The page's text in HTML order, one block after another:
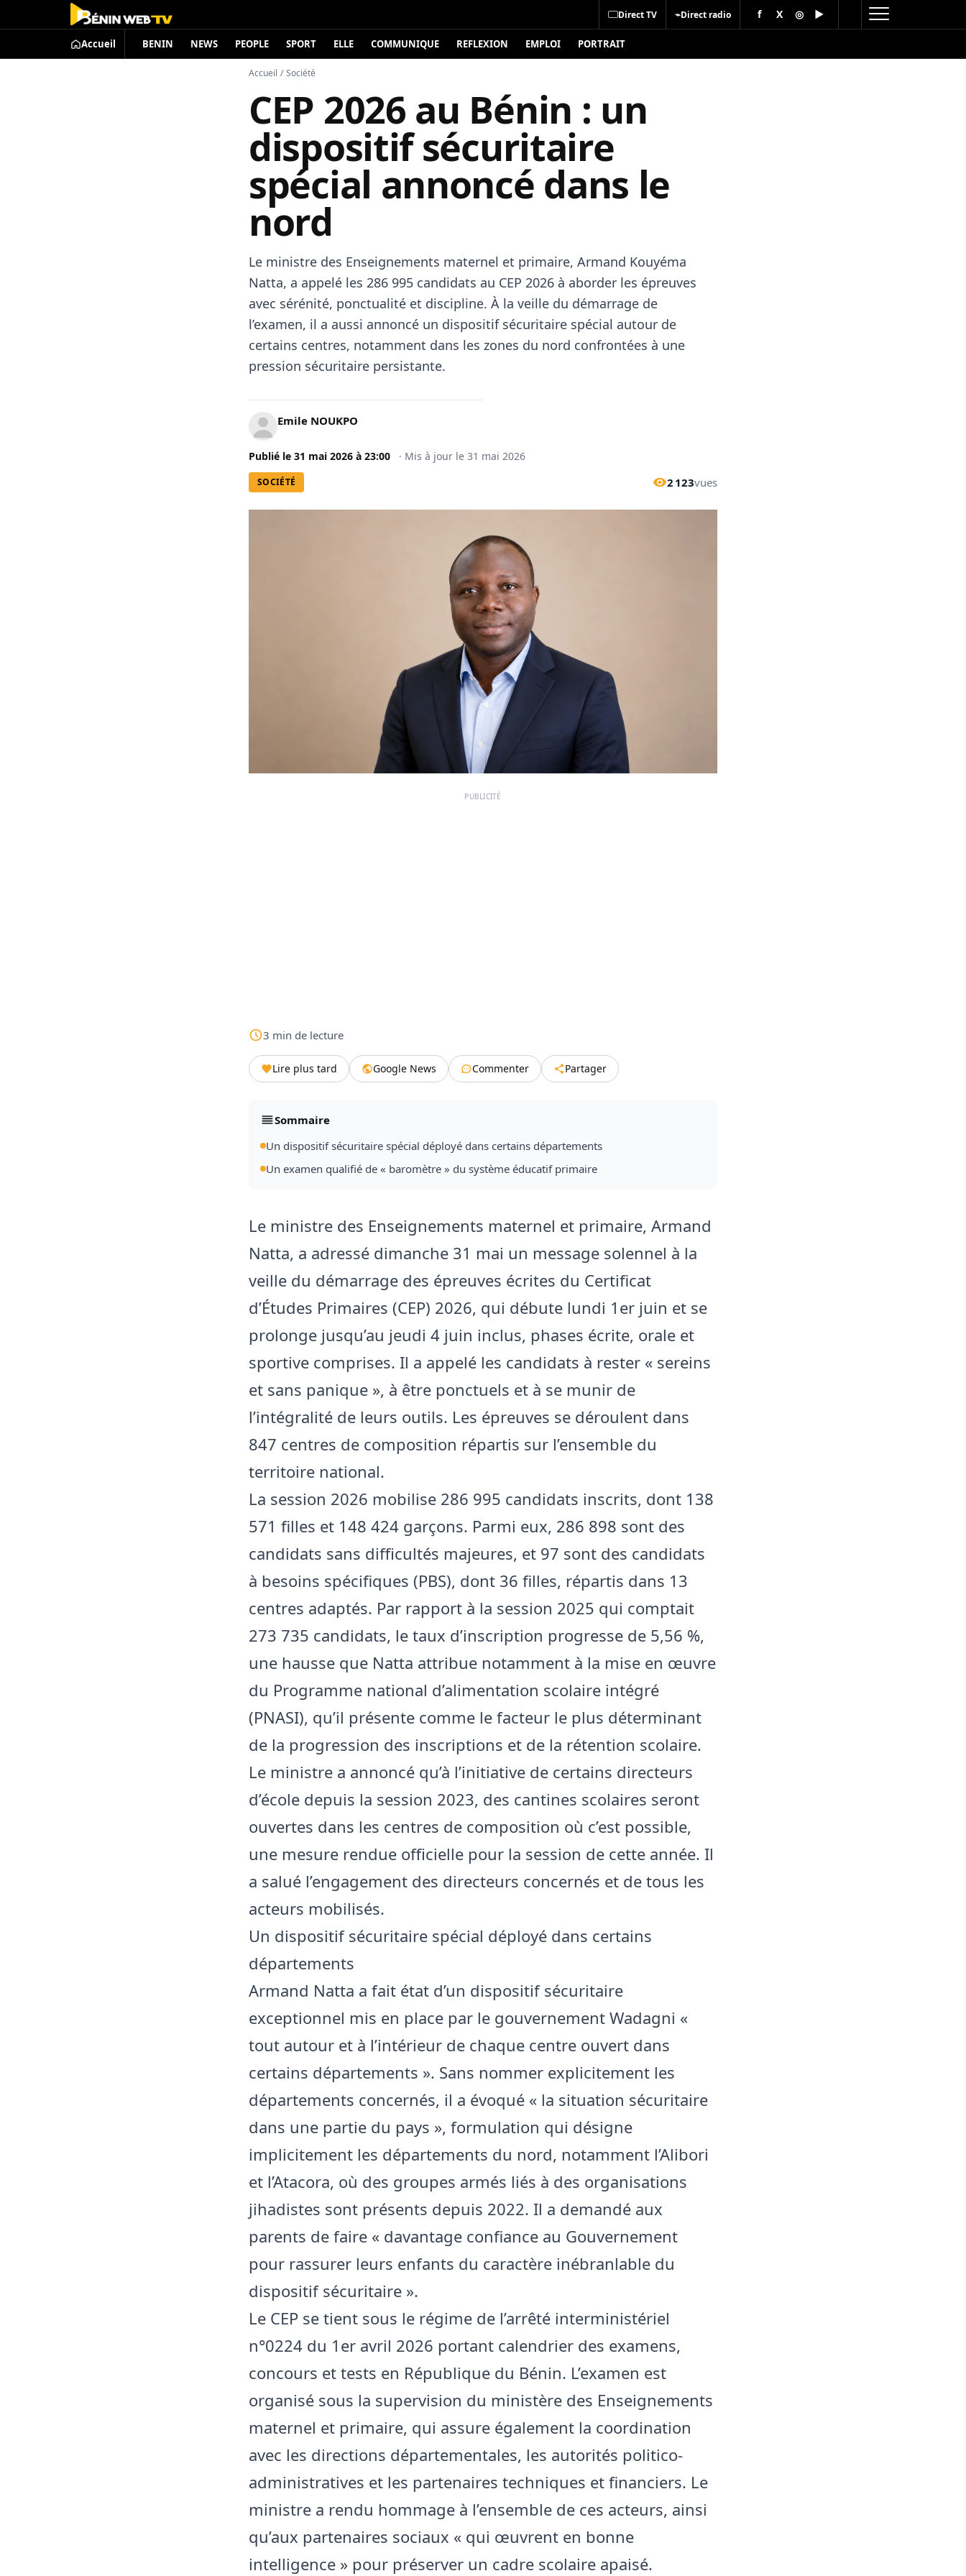
Direct TV ⌁Direct radio f X ◎ ▶
Accueil BENIN NEWS PEOPLE SPORT ELLE COMMUNIQUE REFLEXION EMPLOI PORTRAIT
Accueil / Société
CEP 2026 au Bénin : un
dispositif sécuritaire
spécial annoncé dans le
nord
Le ministre des Enseignements maternel et primaire, Armand Kouyéma
Natta, a appelé les 286 995 candidats au CEP 2026 à aborder les épreuves
avec sérénité, ponctualité et discipline. À la veille du démarrage de
l’examen, il a aussi annoncé un dispositif sécuritaire spécial autour de
certains centres, notamment dans les zones du nord confrontées à une
pression sécuritaire persistante.
Emile NOUKPO
Publié le 31 mai 2026 à 23:00 · Mis à jour le 31 mai 2026
SOCIÉTÉ 2 123vues
PUBLICITÉ
3 min de lecture
Lire plus tard Google News Commenter Partager
Sommaire
Un dispositif sécuritaire spécial déployé dans certains départements
Un examen qualifié de « baromètre » du système éducatif primaire
Le ministre des Enseignements maternel et primaire, Armand
Natta, a adressé dimanche 31 mai un message solennel à la
veille du démarrage des épreuves écrites du Certificat
d’Études Primaires (CEP) 2026, qui débute lundi 1er juin et se
prolonge jusqu’au jeudi 4 juin inclus, phases écrite, orale et
sportive comprises. Il a appelé les candidats à rester « sereins
et sans panique », à être ponctuels et à se munir de
l’intégralité de leurs outils. Les épreuves se déroulent dans
847 centres de composition répartis sur l’ensemble du
territoire national.
La session 2026 mobilise 286 995 candidats inscrits, dont 138
571 filles et 148 424 garçons. Parmi eux, 286 898 sont des
candidats sans difficultés majeures, et 97 sont des candidats
à besoins spécifiques (PBS), dont 36 filles, répartis dans 13
centres adaptés. Par rapport à la session 2025 qui comptait
273 735 candidats, le taux d’inscription progresse de 5,56 %,
une hausse que Natta attribue notamment à la mise en œuvre
du Programme national d’alimentation scolaire intégré
(PNASI), qu’il présente comme le facteur le plus déterminant
de la progression des inscriptions et de la rétention scolaire.
Le ministre a annoncé qu’à l’initiative de certains directeurs
d’école depuis la session 2023, des cantines scolaires seront
ouvertes dans les centres de composition où c’est possible,
une mesure rendue officielle pour la session de cette année. Il
a salué l’engagement des directeurs concernés et de tous les
acteurs mobilisés.
Un dispositif sécuritaire spécial déployé dans certains
départements
Armand Natta a fait état d’un dispositif sécuritaire
exceptionnel mis en place par le gouvernement Wadagni «
tout autour et à l’intérieur de chaque centre ouvert dans
certains départements ». Sans nommer explicitement les
départements concernés, il a évoqué « la situation sécuritaire
dans une partie du pays », formulation qui désigne
implicitement les départements du nord, notamment l’Alibori
et l’Atacora, où des groupes armés liés à des organisations
jihadistes sont présents depuis 2022. Il a demandé aux
parents de faire « davantage confiance au Gouvernement
pour rassurer leurs enfants du caractère inébranlable du
dispositif sécuritaire ».
Le CEP se tient sous le régime de l’arrêté interministériel
n°0224 du 1er avril 2026 portant calendrier des examens,
concours et tests en République du Bénin. L’examen est
organisé sous la supervision du ministère des Enseignements
maternel et primaire, qui assure également la coordination
avec les directions départementales, les autorités politico-
administratives et les partenaires techniques et financiers. Le
ministre a rendu hommage à l’ensemble de ces acteurs, ainsi
qu’aux partenaires sociaux « qui œuvrent en bonne
intelligence » pour préserver un cadre scolaire apaisé.